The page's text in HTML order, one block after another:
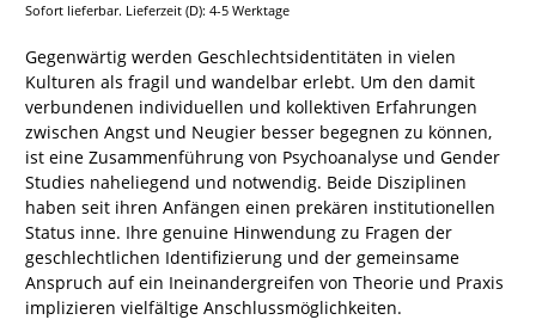
Sofort lieferbar. Lieferzeit (D): 4-5 Werktage
Gegenwärtig werden Geschlechtsidentitäten in vielen
Kulturen als fragil und wandelbar erlebt. Um den damit
verbundenen individuellen und kollektiven Erfahrungen
zwischen Angst und Neugier besser begegnen zu können,
ist eine Zusammenführung von Psychoanalyse und Gender
Studies naheliegend und notwendig. Beide Disziplinen
haben seit ihren Anfängen einen prekären institutionellen
Status inne. Ihre genuine Hinwendung zu Fragen der
geschlechtlichen Identifizierung und der gemeinsame
Anspruch auf ein Ineinandergreifen von Theorie und Praxis
implizieren vielfältige Anschlussmöglichkeiten.